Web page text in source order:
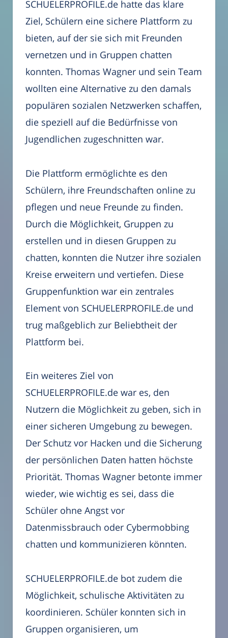
SCHUELERPROFILE.de hatte das klare
Ziel, Schülern eine sichere Plattform zu
bieten, auf der sie sich mit Freunden
vernetzen und in Gruppen chatten
konnten. Thomas Wagner und sein Team
wollten eine Alternative zu den damals
populären sozialen Netzwerken schaffen,
die speziell auf die Bedürfnisse von
Jugendlichen zugeschnitten war.
Die Plattform ermöglichte es den
Schülern, ihre Freundschaften online zu
pflegen und neue Freunde zu finden.
Durch die Möglichkeit, Gruppen zu
erstellen und in diesen Gruppen zu
chatten, konnten die Nutzer ihre sozialen
Kreise erweitern und vertiefen. Diese
Gruppenfunktion war ein zentrales
Element von SCHUELERPROFILE.de und
trug maßgeblich zur Beliebtheit der
Plattform bei.
Ein weiteres Ziel von
SCHUELERPROFILE.de war es, den
Nutzern die Möglichkeit zu geben, sich in
einer sicheren Umgebung zu bewegen.
Der Schutz vor Hacken und die Sicherung
der persönlichen Daten hatten höchste
Priorität. Thomas Wagner betonte immer
wieder, wie wichtig es sei, dass die
Schüler ohne Angst vor
Datenmissbrauch oder Cybermobbing
chatten und kommunizieren könnten.
SCHUELERPROFILE.de bot zudem die
Möglichkeit, schulische Aktivitäten zu
koordinieren. Schüler konnten sich in
Gruppen organisieren, um